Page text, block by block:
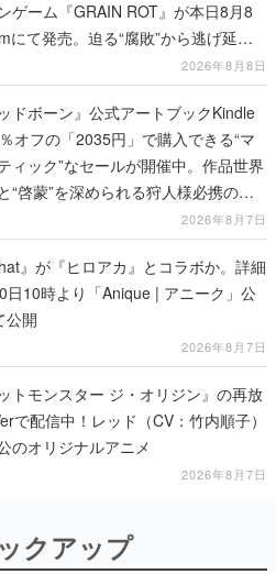
ゲーム『GRAIN ROT』が本日8月8
にて発売。迫る“腐敗”から逃げ延
2026年8月8日
ドボーン』公式アートブックKindle
オフの「2035円」で購入できる“マ
ィック”なセールが開催中。作品世界
“啓蒙”を深められる狩人様必携の一
2026年8月7日
』が『ヒロアカ』とコラボか。詳細
日10時より「Anique | アニーク」公
公開
2026年8月7日
トモンスター ジ・オリジン』の再放
で配信中！レッド（CV：竹内順子）
のオリジナルアニメ
2026年8月7日
クアップ